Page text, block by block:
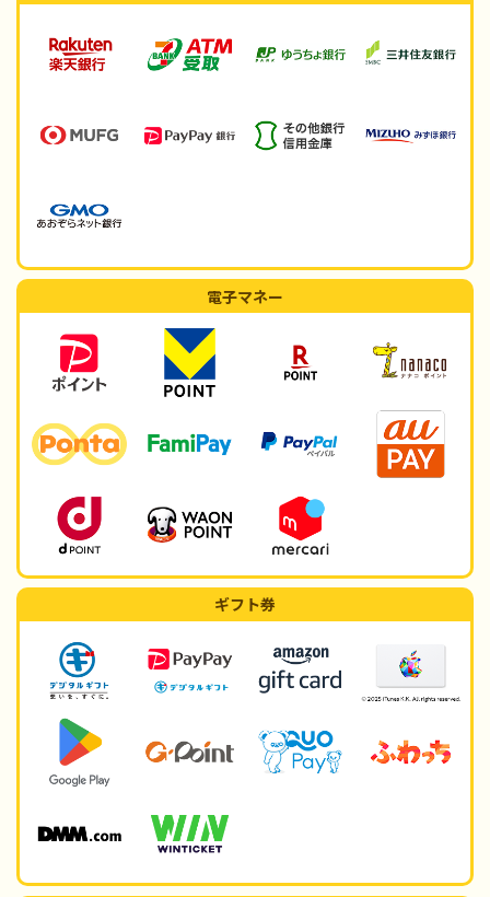
電子マネー
ギフト券